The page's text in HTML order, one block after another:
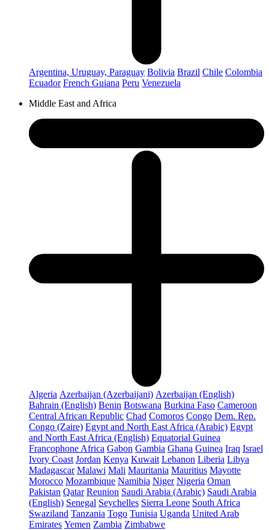
Argentina, Uruguay, Paraguay Bolivia Brazil Chile Colombia
Ecuador French Guiana Peru Venezuela
Middle East and Africa
Algeria Azerbaijan (Azerbaijani) Azerbaijan (English)
Bahrain (English) Benin Botswana Burkina Faso Cameroon
Central African Republic Chad Comoros Congo Dem. Rep.
Congo (Zaire) Egypt and North East Africa (Arabic) Egypt
and North East Africa (English) Equatorial Guinea
Francophone Africa Gabon Gambia Ghana Guinea Iraq Israel
Ivory Coast Jordan Kenya Kuwait Lebanon Liberia Libya
Madagascar Malawi Mali Mauritania Mauritius Mayotte
Morocco Mozambique Namibia Niger Nigeria Oman
Pakistan Qatar Reunion Saudi Arabia (Arabic) Saudi Arabia
(English) Senegal Seychelles Sierra Leone South Africa
Swaziland Tanzania Togo Tunisia Uganda United Arab
Emirates Yemen Zambia Zimbabwe